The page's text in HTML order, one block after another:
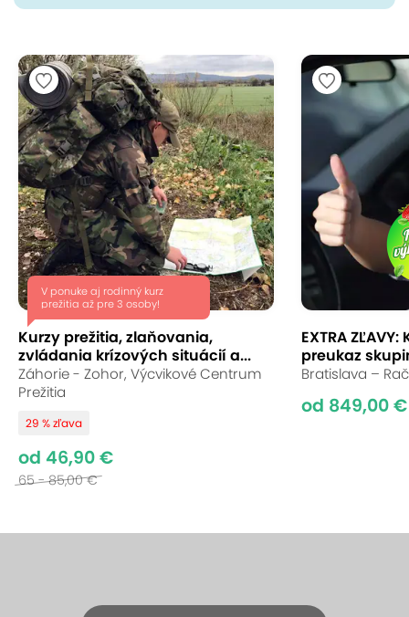
V ponuke aj rodinný kurz
prežitia až pre 3 osoby!
Kurzy prežitia, zlaňovania,
zvládania krízových situácií a...
Záhorie - Zohor, Výcvikové Centrum
Prežitia
29 % zľava
od 46,90 €
65 - 85,00 €
EXTRA
preukaz
Bratislava –
od 849,00 €